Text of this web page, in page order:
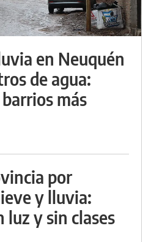
en Neuquén
de agua:
más
por
y lluvia:
luz y sin clases